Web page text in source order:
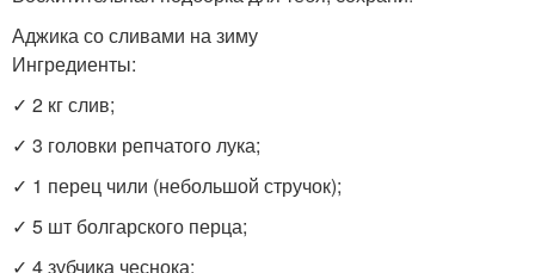
Аджика со сливами на зиму
Ингредиенты:
✓ 2 кг слив;
✓ 3 головки репчатого лука;
✓ 1 перец чили (небольшой стручок);
✓ 5 шт болгарского перца;
✓ 4 зубчика чеснока;